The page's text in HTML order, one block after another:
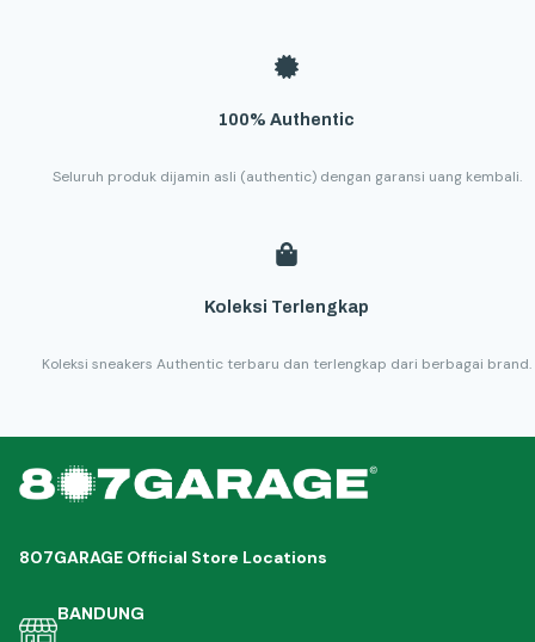
100% Authentic
Seluruh produk dijamin asli (authentic) dengan garansi uang kembali.
Koleksi Terlengkap
Koleksi sneakers Authentic terbaru dan terlengkap dari berbagai brand.
807GARAGE Official Store Locations
BANDUNG